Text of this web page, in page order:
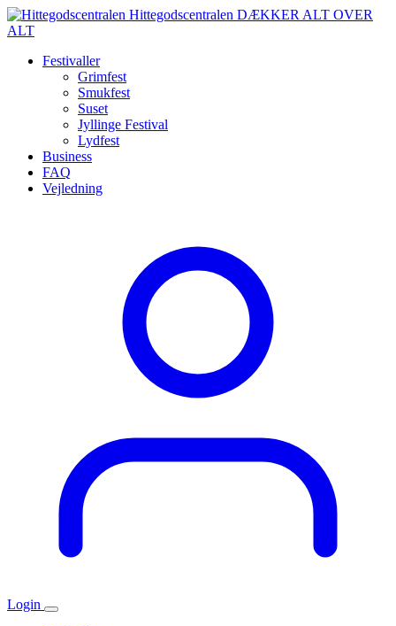
Spring
til
Hittegodscentralen DÆKKER ALT OVER
ALT
Festivaller
Grimfest
Smukfest
Suset
Jyllinge Festival
Lydfest
Business
FAQ
Vejledning
Login